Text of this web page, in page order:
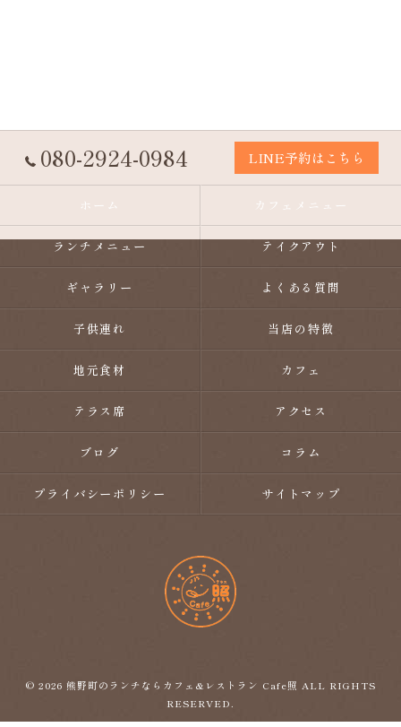
080-2924-0984 LINE予約はこちら
ホーム カフェメニュー
ランチメニュー テイクアウト
ギャラリー よくある質問
子供連れ 当店の特徴
地元食材 カフェ
テラス席 アクセス
ブログ コラム
プライバシーポリシー サイトマップ
© 2026 熊野町のランチならカフェ&レストラン Cafe照 ALL RIGHTS
RESERVED.